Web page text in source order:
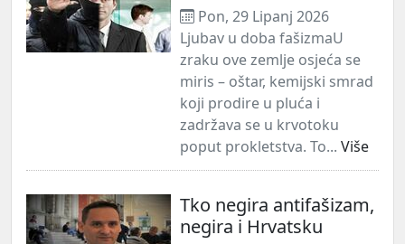
Pon, 29 Lipanj 2026
Ljubav u doba fašizmaU
zraku ove zemlje osjeća se
miris – oštar, kemijski smrad
koji prodire u pluća i
zadržava se u krvotoku
poput prokletstva. To... Više
Tko negira antifašizam,
negira i Hrvatsku